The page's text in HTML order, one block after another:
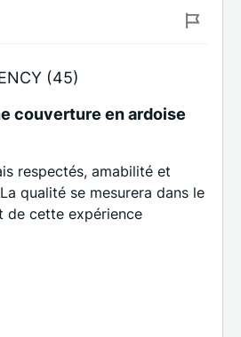
(45)
couverture en ardoise
respectés, amabilité et
qualité se mesurera dans le
de cette expérience